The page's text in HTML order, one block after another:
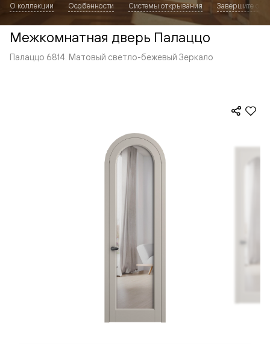
О коллекции Особенности Системы открывания Завершите
Межкомнатная дверь Палаццо
Палаццо 6814. Матовый светло-бежевый Зеркало